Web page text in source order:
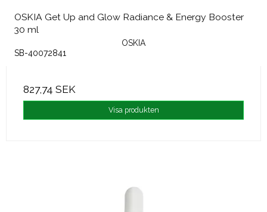
OSKIA Get Up and Glow Radiance & Energy Booster
30 ml
OSKIA
SB-40072841
827,74 SEK
Visa produkten